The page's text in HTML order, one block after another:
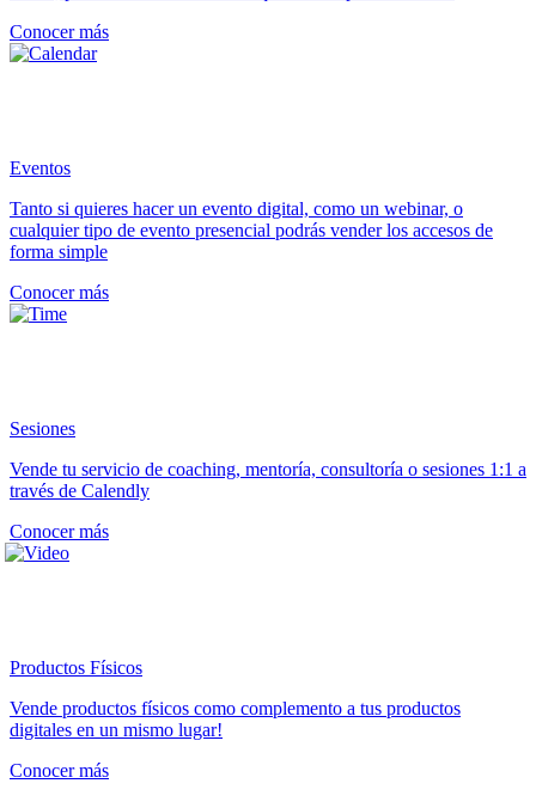
Conocer más
Eventos
Tanto si quieres hacer un evento digital, como un webinar, o
cualquier tipo de evento presencial podrás vender los accesos de
forma simple
Conocer más
Sesiones
Vende tu servicio de coaching, mentoría, consultoría o sesiones 1:1 a
través de Calendly
Conocer más
Productos Físicos
Vende productos físicos como complemento a tus productos
digitales en un mismo lugar!
Conocer más